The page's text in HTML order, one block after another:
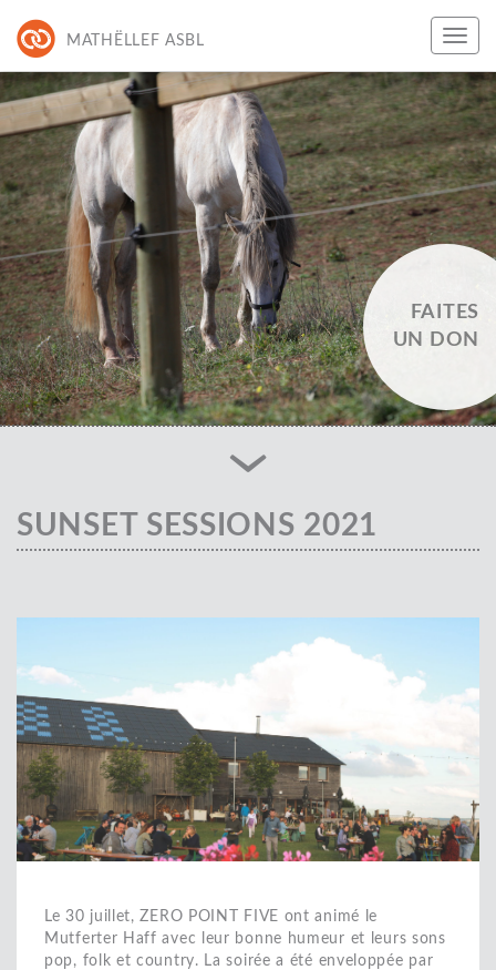
MATHËLLEF ASBL
FAITES
UN DON
SUNSET SESSIONS 2021
Le 30 juillet, ZERO POINT FIVE ont animé le
Mutferter Haff avec leur bonne humeur et leurs sons
pop, folk et country. La soirée a été enveloppée par